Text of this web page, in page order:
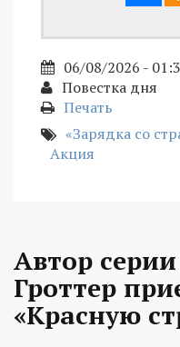
06/08/2026 -
Повестка дня
Печать
«Зарядка со
Акция
Автор
Гроттер
«Красную